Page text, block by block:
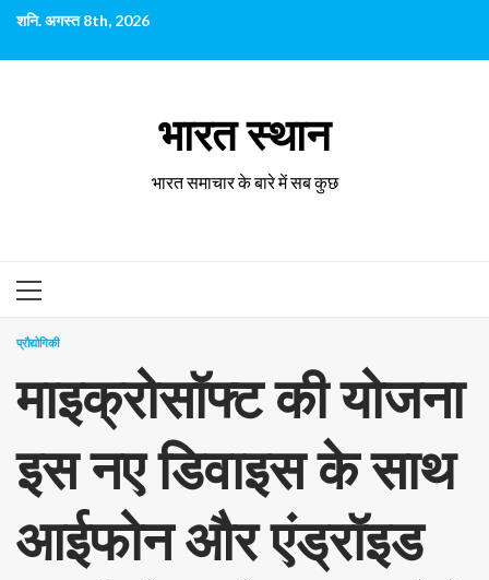
छोड़कर
पर
शनि. अगस्त 8th, 2026
भारत स्थान
भारत समाचार के बारे में सब कुछ
प्राथमिक
प्रौद्योगिकी
माइक्रोसॉफ्ट की योजना
इस नए डिवाइस के साथ
आईफोन और एंड्रॉइड